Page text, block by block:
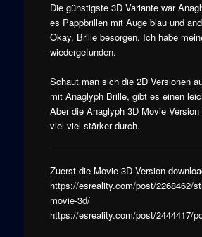
Die günstigste 3D Variante war
es Pappbrillen mit Auge blau und
Okay, Brille besorgen. Ich habe
wiedergefunden.
Schaut man sich die 2D Versionen
mit Anaglyph Brille, gibt es einen
Aber die Anaglyph 3D Movie
viel viel stärker durch.
Zuerst die Movie 3D Version
https://esreality.com/post/2268462/
movie-3d/
https://esreality.com/post/2444417/